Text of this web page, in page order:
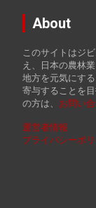
ゲ
ー
シ
ョ
ン
About
このサイトはジ
え、日本の農林
地方を元気にす
寄与することを
の方は、 お問い
運営者情報
プライバシーポ